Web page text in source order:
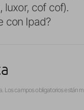
luxor, cof cof).
con Ipad?
Los campos obligatorios están